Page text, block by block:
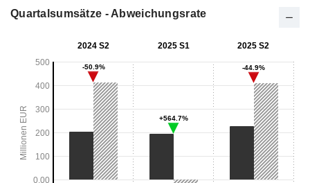
Quartalsumsätze - Abweichungsrate